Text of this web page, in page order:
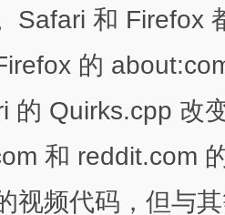
Safari 和 Firefox
的
的 Quirks.cpp 改
和 reddit.com
视频代码，但与